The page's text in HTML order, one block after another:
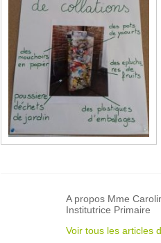
A propos Mme
Institutrice Primaire
Voir tous les articles